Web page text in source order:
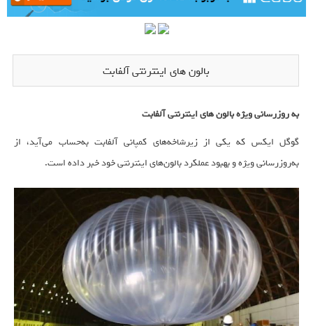
بالون های اینترنتی آلفابت
به روزرسانی ویژه بالون های اینترنتی آلفابت
گوگل ایکس که یکی از زیرشاخه‌های کمپانی آلفابت به‌حساب می‌آید، از
به‌روزرسانی ویژه و بهبود عملکرد بالون‌های اینترنتی خود خبر داده است.